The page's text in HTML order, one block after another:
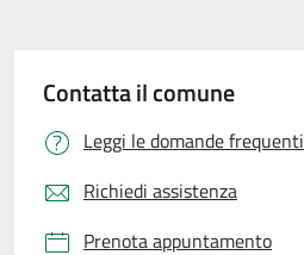
Contatta il comune
Leggi le domande frequenti
Richiedi assistenza
Prenota appuntamento